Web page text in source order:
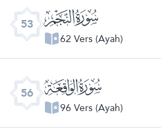
53 ﯢ
62 Vers (Ayah)
56 ﯥ
96 Vers (Ayah)